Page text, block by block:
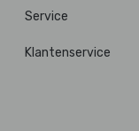
Service
Klantenservice